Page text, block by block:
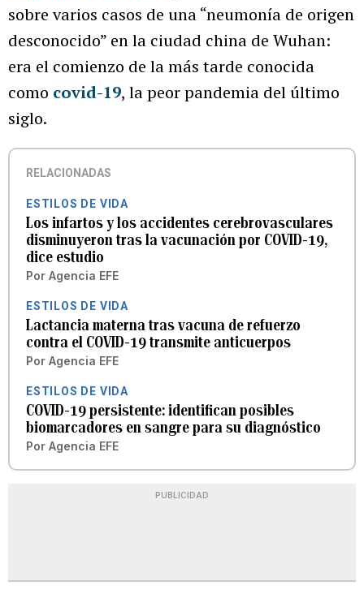
sobre varios casos de una “neumonía de origen
desconocido” en la ciudad china de Wuhan:
era el comienzo de la más tarde conocida
como covid-19, la peor pandemia del último
siglo.
RELACIONADAS
ESTILOS DE VIDA
Los infartos y los accidentes cerebrovasculares
disminuyeron tras la vacunación por COVID-19,
dice estudio
Por Agencia EFE
ESTILOS DE VIDA
Lactancia materna tras vacuna de refuerzo
contra el COVID-19 transmite anticuerpos
Por Agencia EFE
ESTILOS DE VIDA
COVID-19 persistente: identifican posibles
biomarcadores en sangre para su diagnóstico
Por Agencia EFE
PUBLICIDAD